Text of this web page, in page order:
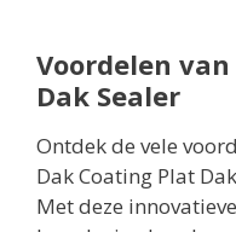
Voordelen
Dak Sealer
Ontdek de vele
Dak Coating Plat
Met deze